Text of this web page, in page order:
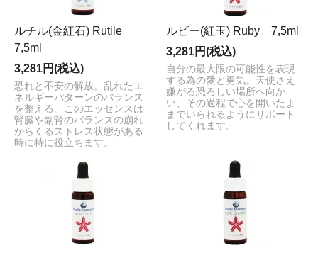
ルチル(金紅石) Rutile
7,5ml
3,281円(税込)
恐れと不安の解放。乱れたエ
ネルギーパターンのバランス
を整える。このエッセンスは
腎臓や副腎のバランスの崩れ
からくるストレス状態がある
時に特に役立ちます。
ルビー(紅玉) Ruby 7,5ml
3,281円(税込)
自分の最大限の可能性を表現
する為の愛と勇気。天使さえ
嫌がる恐ろしい場所へ向か
い、その過程で心を開いたま
までいられるようにサポート
してくれます。